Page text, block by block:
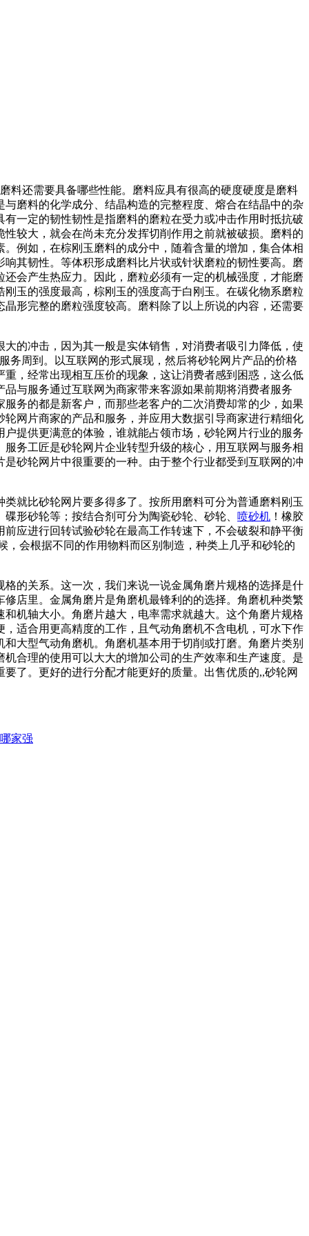
料还需要具备哪些性能。磨料应具有很高的硬度硬度是磨料
磨料的化学成分、结晶构造的完整程度、熔合在结晶中的杂
一定的韧性韧性是指磨料的磨粒在受力或冲击作用时抵抗破
较大，就会在尚未充分发挥切削作用之前就被破损。磨料的
例如，在棕刚玉磨料的成分中，随着含量的增加，集合体相
其韧性。等体积形成磨料比片状或针状磨粒的韧性要高。磨
会产生热应力。因此，磨粒必须有一定的机械强度，才能磨
玉的强度最高，棕刚玉的强度高于白刚玉。在碳化物系磨粒
形完整的磨粒强度较高。磨料除了以上所说的内容，还需要
的冲击，因为其一般是实体销售，对消费者吸引力降低，使
务周到。以互联网的形式展现，然后将砂轮网片产品的价格
，经常出现相互压价的现象，这让消费者感到困惑，这么低
与服务通过互联网为商家带来客源如果前期将消费者服务
务的都是新客户，而那些老客户的二次消费却常的少，如果
网片商家的产品和服务，并应用大数据引导商家进行精细化
提供更满意的体验，谁就能占领市场，砂轮网片行业的服务
务工匠是砂轮网片企业转型升级的核心，用互联网与服务相
砂轮网片中很重要的一种。由于整个行业都受到互联网的冲
就比砂轮网片要多得多了。按所用磨料可分为普通磨料刚玉
形砂轮等；按结合剂可分为陶瓷砂轮、砂轮、 喷砂机 ！橡胶
应进行回转试验砂轮在最高工作转速下，不会破裂和静平衡
会根据不同的作用物料而区别制造，种类上几乎和砂轮的
的关系。这一次，我们来说一说金属角磨片规格的选择是什
店里。金属角磨片是角磨机最锋利的的选择。角磨机种类繁
机轴大小。角磨片越大，电率需求就越大。这个角磨片规格
适合用更高精度的工作，且气动角磨机不含电机，可水下作
大型气动角磨机。角磨机基本用于切削或打磨。角磨片类别
合理的使用可以大大的增加公司的生产效率和生产速度。是
了。更好的进行分配才能更好的质量。出售优质的,,砂轮网
家强